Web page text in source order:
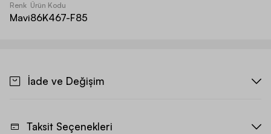
Renk
Mavi
Ürün Kodu
86K467-F85
İade ve Değişim
Taksit Seçenekleri